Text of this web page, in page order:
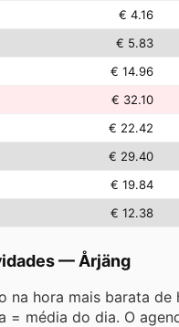
€ 4.16
€ 5.83
€ 14.96
€ 32.10
€ 22.42
€ 29.40
€ 19.84
€ 12.38
— Årjäng
na hora mais barata de
= média do dia. O